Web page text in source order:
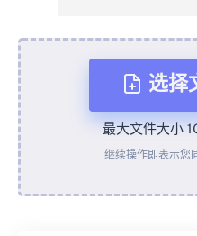
选择
从设备
最大文件大小
继续操作即表示您